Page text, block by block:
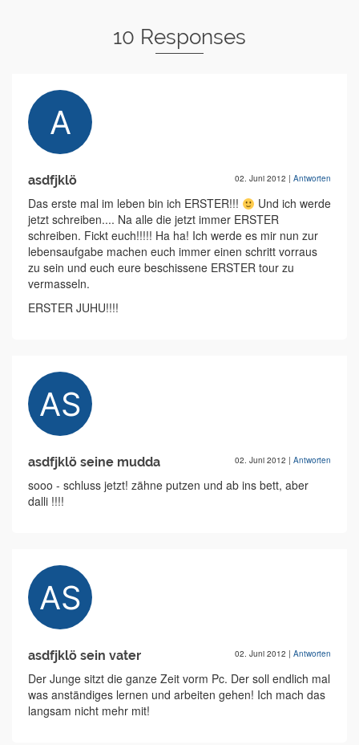
10 Responses
asdfjklö 02. Juni 2012 | Antworten
Das erste mal im leben bin ich ERSTER!!!
Und ich werde
jetzt schreiben.... Na alle die jetzt immer ERSTER
schreiben. Fickt euch!!!!! Ha ha! Ich werde es mir nun zur
lebensaufgabe machen euch immer einen schritt vorraus
zu sein und euch eure beschissene ERSTER tour zu
vermasseln.
ERSTER JUHU!!!!
asdfjklö seine mudda 02. Juni 2012 | Antworten
sooo - schluss jetzt! zähne putzen und ab ins bett, aber
dalli !!!!
asdfjklö sein vater 02. Juni 2012 | Antworten
Der Junge sitzt die ganze Zeit vorm Pc. Der soll endlich mal
was anständiges lernen und arbeiten gehen! Ich mach das
langsam nicht mehr mit!